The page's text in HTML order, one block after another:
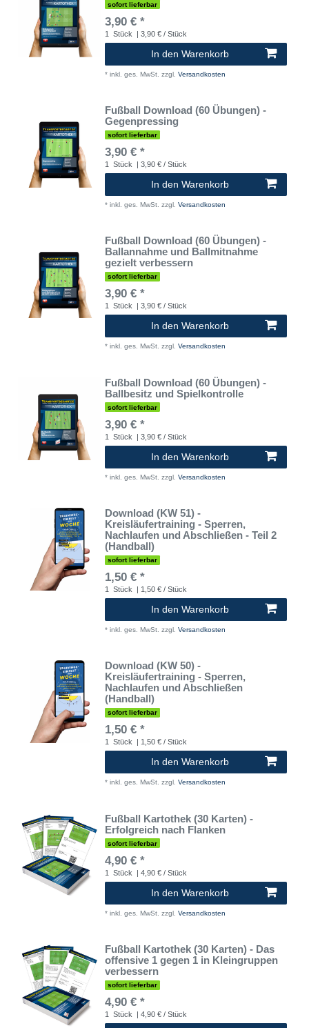
sofort lieferbar
3,90 € *
1 Stück | 3,90 € / Stück
In den Warenkorb
* inkl. ges. MwSt. zzgl. Versandkosten
Fußball Download (60 Übungen) -
Gegenpressing
sofort lieferbar
3,90 € *
1 Stück | 3,90 € / Stück
In den Warenkorb
* inkl. ges. MwSt. zzgl. Versandkosten
Fußball Download (60 Übungen) -
Ballannahme und Ballmitnahme
gezielt verbessern
sofort lieferbar
3,90 € *
1 Stück | 3,90 € / Stück
In den Warenkorb
* inkl. ges. MwSt. zzgl. Versandkosten
Fußball Download (60 Übungen) -
Ballbesitz und Spielkontrolle
sofort lieferbar
3,90 € *
1 Stück | 3,90 € / Stück
In den Warenkorb
* inkl. ges. MwSt. zzgl. Versandkosten
Download (KW 51) -
Kreisläufertraining - Sperren,
Nachlaufen und Abschließen - Teil 2
(Handball)
sofort lieferbar
1,50 € *
1 Stück | 1,50 € / Stück
In den Warenkorb
* inkl. ges. MwSt. zzgl. Versandkosten
Download (KW 50) -
Kreisläufertraining - Sperren,
Nachlaufen und Abschließen
(Handball)
sofort lieferbar
1,50 € *
1 Stück | 1,50 € / Stück
In den Warenkorb
* inkl. ges. MwSt. zzgl. Versandkosten
Fußball Kartothek (30 Karten) -
Erfolgreich nach Flanken
sofort lieferbar
4,90 € *
1 Stück | 4,90 € / Stück
In den Warenkorb
* inkl. ges. MwSt. zzgl. Versandkosten
Fußball Kartothek (30 Karten) - Das
offensive 1 gegen 1 in Kleingruppen
verbessern
sofort lieferbar
4,90 € *
1 Stück | 4,90 € / Stück